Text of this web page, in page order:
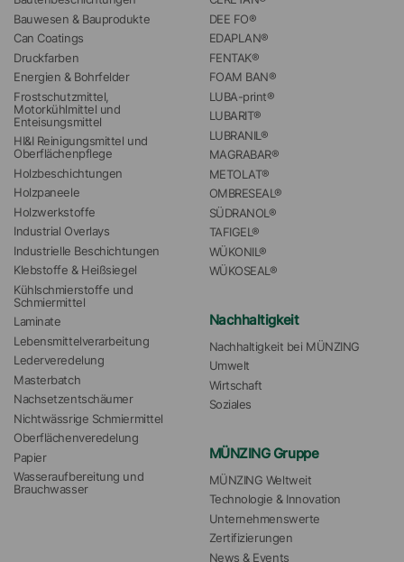
Bauwesen & Bauprodukte
Can Coatings
Druckfarben
Energien & Bohrfelder
Frostschutzmittel,
Motorkühlmittel und
Enteisungsmittel
HI&I Reinigungsmittel und
Oberflächenpflege
Holzbeschichtungen
Holzpaneele
Holzwerkstoffe
Industrial Overlays
Industrielle Beschichtungen
Klebstoffe & Heißsiegel
Kühlschmierstoffe und
Schmiermittel
Laminate
Lebensmittelverarbeitung
Lederveredelung
Masterbatch
Nachsetzentschäumer
Nichtwässrige Schmiermittel
Oberflächenveredelung
Papier
Wasseraufbereitung und
Brauchwasser
DEE FO®
EDAPLAN®
FENTAK®
FOAM BAN®
LUBA-print®
LUBARIT®
LUBRANIL®
MAGRABAR®
METOLAT®
OMBRESEAL®
SÜDRANOL®
TAFIGEL®
WÜKONIL®
WÜKOSEAL®
Nachhaltigkeit
Nachhaltigkeit bei MÜNZING
Umwelt
Wirtschaft
Soziales
MÜNZING Gruppe
MÜNZING Weltweit
Technologie & Innovation
Unternehmenswerte
Zertifizierungen
News & Events